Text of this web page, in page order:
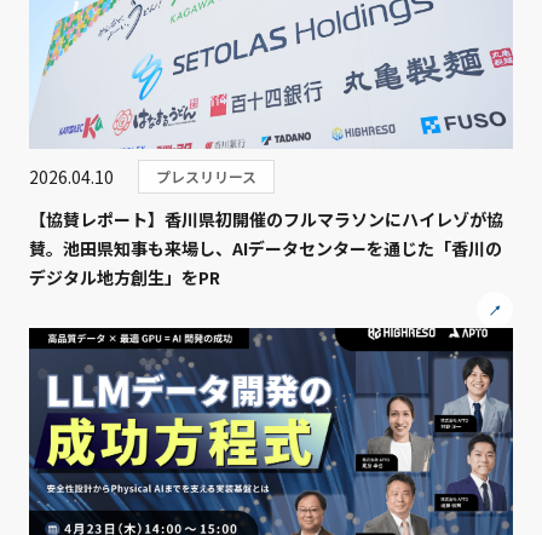
2026.04.10 プレスリリース
【協賛レポート】香川県初開催のフルマラソンにハイレゾが協
賛。池田県知事も来場し、AIデータセンターを通じた「香川の
デジタル地方創生」をPR